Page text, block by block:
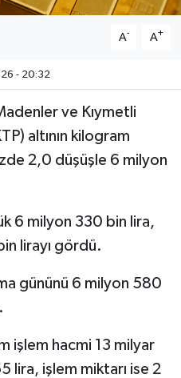
A- A+
- 20:32
ve Kıymetli
altının kilogram
2,0 düşüşle 6 milyon
6 milyon 330 bin lira,
lirayı gördü.
gününü 6 milyon 580
işlem hacmi 13 milyar
lira, işlem miktarı ise 2